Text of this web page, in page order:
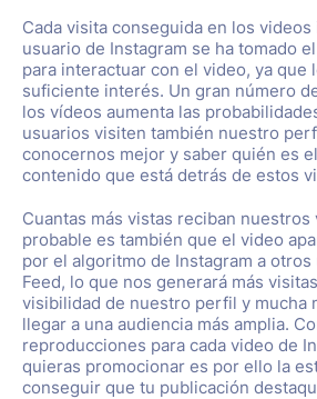
Cada visita conseguida en los
usuario de Instagram se ha tomado
para interactuar con el video, ya que
suficiente interés. Un gran número
los vídeos aumenta las
usuarios visiten también nuestro
conocernos mejor y saber quién es
contenido que está detrás de estos
Cuantas más vistas reciban nuestros
probable es también que el video
por el algoritmo de Instagram a otros
Feed, lo que nos generará más
visibilidad de nuestro perfil y mucha
llegar a una audiencia más amplia.
reproducciones para cada video de
quieras promocionar es por ello la
conseguir que tu publicación